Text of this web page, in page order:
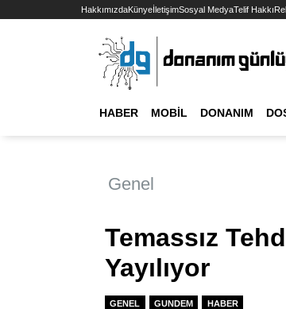
HakkımızdaKünyeİletişimSosyal MedyaTelif Hakkı
HABER MOBIL DONANIM
Genel
Temassız
Yayılıyor
GENEL GUNDEM HABER